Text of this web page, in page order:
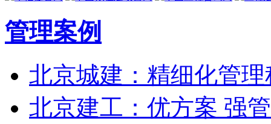
管理案例
北京城建：精细化管
北京建工：优方案 强